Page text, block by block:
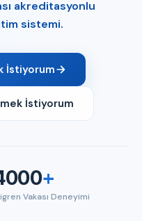
akreditasyonlu
sistemi.
İstiyorum
İstiyorum
+
Vakası Deneyimi